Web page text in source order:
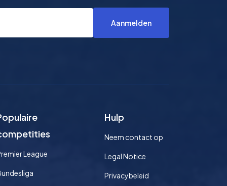
Aanmelden
League
Hulp
Neem contact op
Legal Notice
Privacybeleid